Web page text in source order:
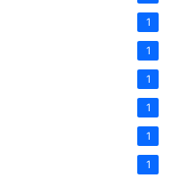
1
1
1
1
1
1